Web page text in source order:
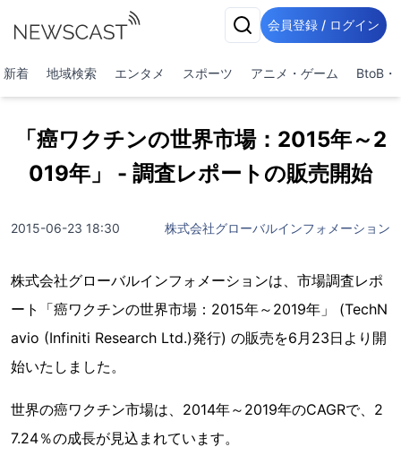
会員登録 / ログイン
新着 地域検索 エンタメ スポーツ アニメ・ゲーム BtoB・
「癌ワクチンの世界市場：2015年～2
019年」 - 調査レポートの販売開始
2015-06-23 18:30 株式会社グローバルインフォメーション
株式会社グローバルインフォメーションは、市場調査レポ
ート「癌ワクチンの世界市場：2015年～2019年」 (TechN
avio (Infiniti Research Ltd.)発行) の販売を6月23日より開
始いたしました。
世界の癌ワクチン市場は、2014年～2019年のCAGRで、2
7.24％の成長が見込まれています。